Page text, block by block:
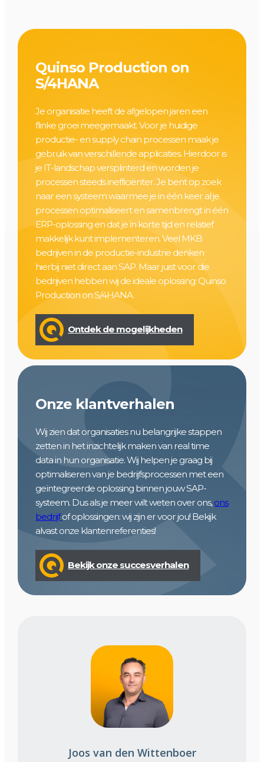
Quinso Production on
S/4HANA
Je organisatie heeft de afgelopen jaren een
flinke groei meegemaakt. Voor je huidige
productie- en supply chain processen maak je
gebruik van verschillende applicaties. Hierdoor is
je IT-landschap versplinterd en worden je
processen steeds inefficiënter. Je bent op zoek
naar een systeem waarmee je in één keer al je
processen optimaliseert en samenbrengt in één
ERP-oplossing en dat je in korte tijd en relatief
makkelijk kunt implementeren. Veel MKB
bedrijven in de productie-industrie denken
hierbij niet direct aan SAP. Maar juist voor die
bedrijven hebben wij de ideale oplossing: Quinso
Production on S/4HANA.
Ontdek de mogelijkheden
Onze klantverhalen
Wij zien dat organisaties nu belangrijke stappen
zetten in het inzichtelijk maken van real time
data in hun organisatie. Wij helpen je graag bij
optimaliseren van je bedrijfsprocessen met een
geïntegreerde oplossing binnen jouw SAP-
systeem. Dus als je meer wilt weten over ons,ons
bedrijfof oplossingen: wij zijn er voor jou! Bekijk
alvast onze klantenreferenties!
Bekijk onze succesverhalen
Joos van den Wittenboer